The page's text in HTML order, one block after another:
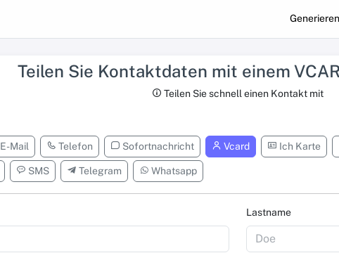
Teilen Sie Kontaktdaten mit einem
Teilen Sie schnell einen Kontakt mit
E-Mail Telefon Sofortnachricht Vcard Ich Karte
SMS Telegram Whatsapp
Lastname